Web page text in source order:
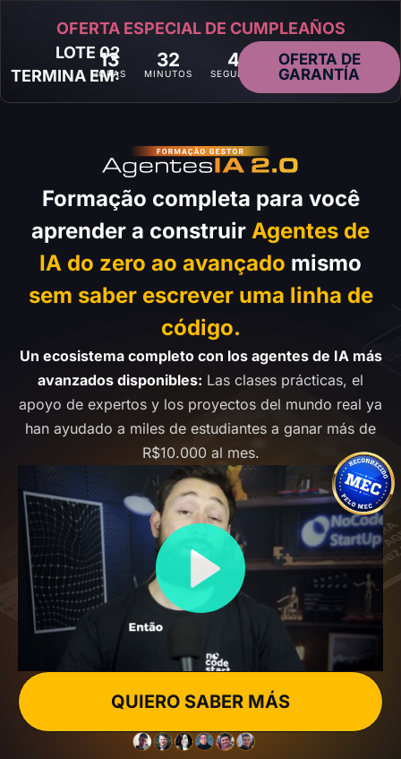
OFERTA ESPECIAL DE CUMPLEAÑOS
LOTE 02
TERMINA EM:
13
HORAS
32
MINUTOS
46
SEGUNDOS
OFERTA DE
GARANTÍA
Formação completa para você
aprender a construir Agentes de
IA do zero ao avançado mismo
sem saber escrever uma linha de
código.
Un ecosistema completo con los agentes de IA más
avanzados disponibles: Las clases prácticas, el
apoyo de expertos y los proyectos del mundo real ya
han ayudado a miles de estudiantes a ganar más de
R$10.000 al mes.
QUIERO SABER MÁS